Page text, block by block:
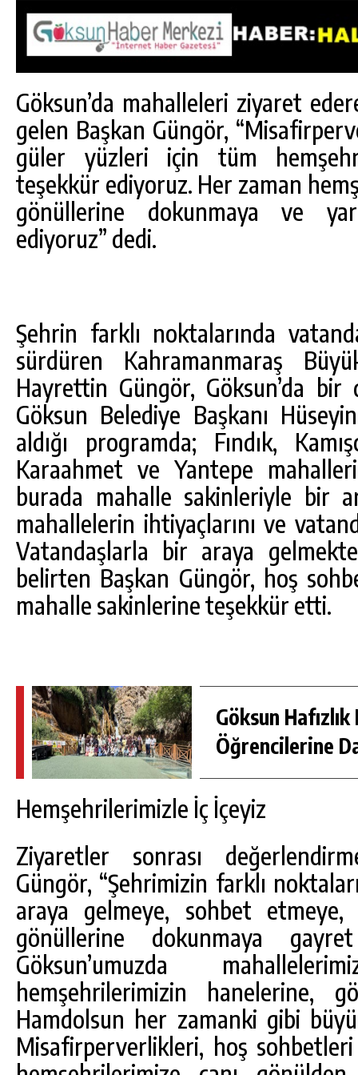
Göksun’da mahalleleri ziyaret
gelen Başkan Güngör,
güler yüzleri için tüm
teşekkür ediyoruz. Her zaman
gönüllerine dokunmaya ve
ediyoruz” dedi.
Şehrin farklı noktalarında
sürdüren Kahramanmaraş
Hayrettin Güngör, Göksun’da
Göksun Belediye Başkanı
aldığı programda; Fındık,
Karaahmet ve Yantepe
burada mahalle sakinleriyle bir
mahallelerin ihtiyaçlarını ve
Vatandaşlarla bir araya
belirten Başkan Güngör, hoş
mahalle sakinlerine teşekkür etti.
Göksun Hafızlık
Öğrencilerine
Hemşehrilerimizle İç İçeyiz
Ziyaretler sonrası
Güngör, “Şehrimizin farklı
araya gelmeye, sohbet
gönüllerine dokunmaya
Göksun’umuzda
hemşehrilerimizin hanelerine,
Hamdolsun her zamanki gibi
Misafirperverlikleri, hoş
GÜNLÜK HABER AKIŞI
GÖKSUN HAFIZLIK KIZ KUR’AN KURSU
ÖĞRENCILERINE DARENDE GEZISI.